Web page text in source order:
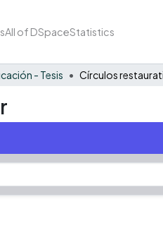
All of DSpaceStatistics
- Tesis